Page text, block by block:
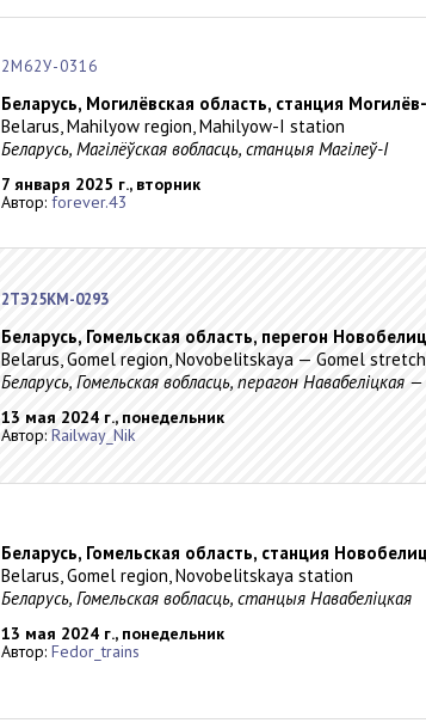
2М62У-0316
Беларусь, Могилёвская область, станция
Belarus, Mahilyow region, Mahilyow-I station
Беларусь, Магілёўская вобласць, станцыя Магілеў-I
7 января 2025 г., вторник
Автор: forever.43
2ТЭ25КМ-0293
Беларусь, Гомельская область, перегон
Belarus, Gomel region, Novobelitskaya — Gomel stretch
Беларусь, Гомельская вобласць, перагон Навабеліцкая
13 мая 2024 г., понедельник
Автор: Railway_Nik
Беларусь, Гомельская область, станция
Belarus, Gomel region, Novobelitskaya station
Беларусь, Гомельская вобласць, станцыя Навабеліцкая
13 мая 2024 г., понедельник
Автор: Fedor_trains